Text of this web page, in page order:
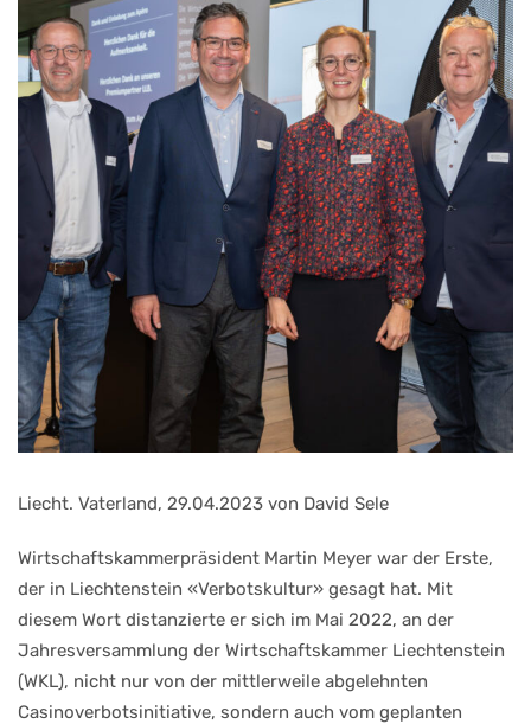
Liecht. Vaterland, 29.04.2023 von David Sele
Wirtschaftskammerpräsident Martin Meyer war der Erste,
der in Liechtenstein «Verbotskultur» gesagt hat. Mit
diesem Wort distanzierte er sich im Mai 2022, an der
Jahresversammlung der Wirtschaftskammer Liechtenstein
(WKL), nicht nur von der mittlerweile abgelehnten
Casinoverbotsinitiative, sondern auch vom geplanten